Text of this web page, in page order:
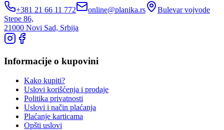
+381 21 66 11 772 online@planika.rs
Bulevar vojvode
Stepe 86,
21000 Novi Sad, Srbija
Informacije o kupovini
Kako kupiti?
Uslovi korišćenja i prodaje
Politika privatnosti
Uslovi i način plaćanja
Plaćanje karticama
Opšti uslovi